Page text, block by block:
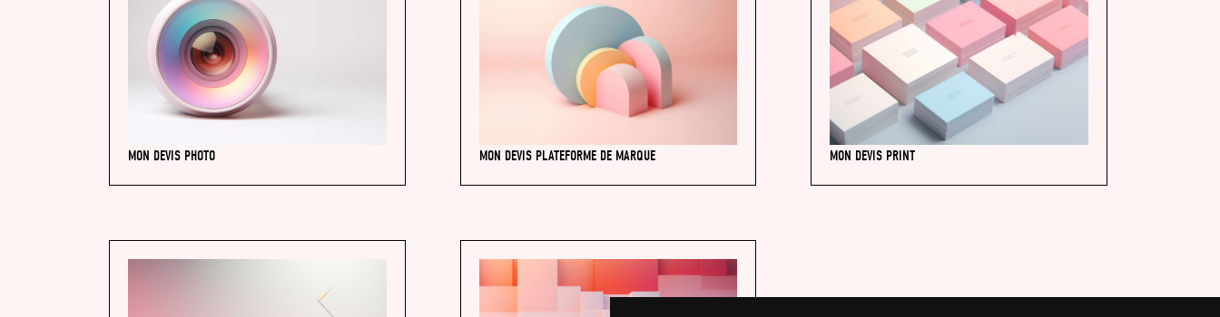
MON DEVIS PHOTO MON DEVIS PLATEFORME DE MARQUE MON DEVIS PRINT